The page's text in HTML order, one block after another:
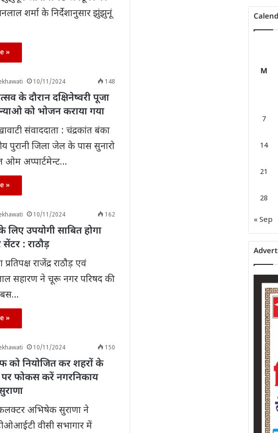
शर्मा के निर्देशानुसार झुंझुनूं
»
10/11/2024 148
के दौरान दक्षिनेष्वरी पूजा
को भोजन कराया गया
संवाददाता : चंद्रकांत बंका
पुरानी जिला जेल के पास सुनारो
ओम अप्पार्टमेन्ट…
»
10/11/2024 162
उपयोगी साबित होगा
: राठौड़
राजेंद्र राठौड़ एवं
सहारण ने चूरू नगर परिषद की
»
10/11/2024 150
को नियोजित कर शहरों के
पर फोकस करें नगरनिकाय
अभिषेक सुराणा ने
वीसी सभागार में
M
7
14
21
28
« Sep